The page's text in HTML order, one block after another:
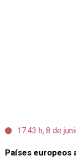
17:43 h, 8 de
Países europeos